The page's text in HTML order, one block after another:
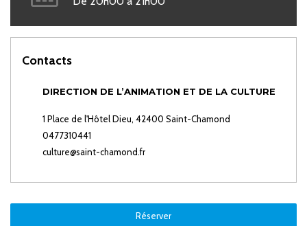
Contacts
DIRECTION DE L’ANIMATION ET DE LA CULTURE
1 Place de l'Hôtel Dieu, 42400 Saint-Chamond
0477310441
culture@saint-chamond.fr
Réserver